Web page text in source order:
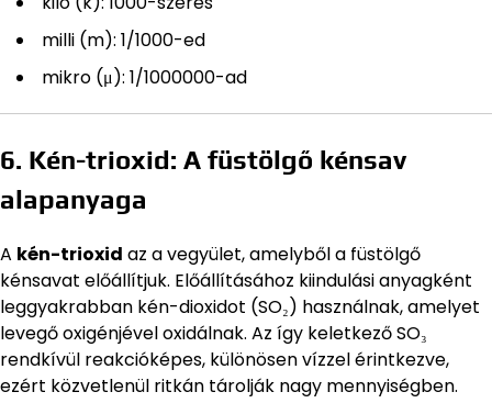
milli (m): 1/1000-ed
mikro (μ): 1/1000000-ad
6. Kén-trioxid: A füstölgő kénsav
alapanyaga
A kén-trioxid az a vegyület, amelyből a füstölgő
kénsavat előállítjuk. Előállításához kiindulási anyagként
leggyakrabban kén-dioxidot (SO₂) használnak, amelyet
levegő oxigénjével oxidálnak. Az így keletkező SO₃
rendkívül reakcióképes, különösen vízzel érintkezve,
ezért közvetlenül ritkán tárolják nagy mennyiségben.